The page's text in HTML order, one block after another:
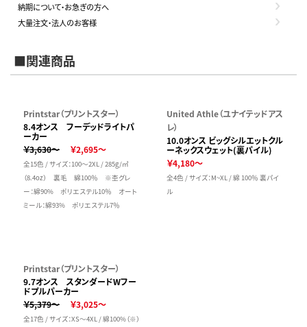
納期について・お急ぎの方へ
大量注文・法人のお客様
■関連商品
Printstar（プリントスター）
8.4オンス フーデッドライトパ
ーカー
￥3,630～
￥2,695～
全15色 / サイズ：100～2XL / 285g/㎡
（8.4oz） 裏毛 綿100％ ※杢グレ
ー：綿90% ポリエステル10％ オート
ミール：綿93% ポリエステル7％
United Athle（ユナイテッドアス
レ）
10.0オンス ビッグシルエットクル
ーネックスウェット(裏パイル)
￥4,180～
全4色 / サイズ：M~XL / 綿 100％ 裏パイ
ル
Printstar（プリントスター）
9.7オンス スタンダードWフー
ドプルパーカー
￥5,379～
￥3,025～
全17色 / サイズ：XS～4XL / 綿100%（※）